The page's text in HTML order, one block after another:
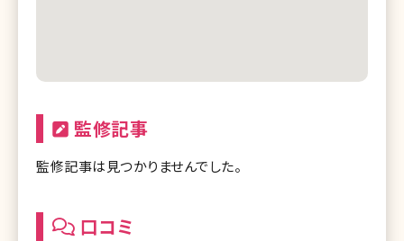
監修記事
監修記事は見つかりませんでした。
口コミ